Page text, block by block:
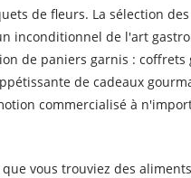
de fleurs. La sélection
inconditionnel de l'art
de paniers garnis :
de cadeaux
commercialisé à
vous trouviez des